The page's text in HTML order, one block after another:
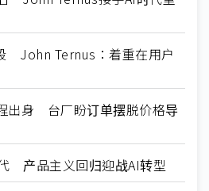
John Ternus：着重在用户
出身 台厂盼订单摆脱价格导
产品主义回归迎战AI转型